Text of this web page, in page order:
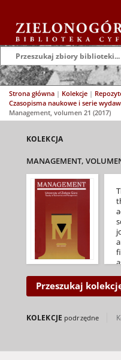
Strona główna | Kolekcje |
Czasopisma naukowe i serie
Management, volumen 21 (2017)
KOLEKCJA
MANAGEMENT,
Przeszukaj
KOLEKCJE podrzędne